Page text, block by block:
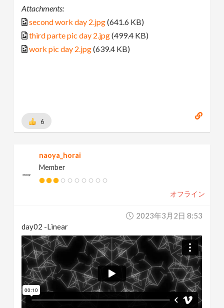
Attachments:
second work day 2.jpg(641.6 KB)
third parte pic day 2.jpg(499.4 KB)
work pic day 2.jpg(639.4 KB)
6
naoya_horai
Member
オフライン
2023年3月2日 8:53
day02 -Linear